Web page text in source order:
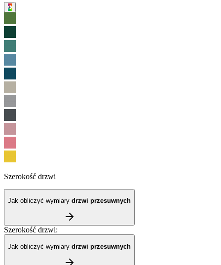
+
Szerokość drzwi
Jak obliczyć wymiary drzwi przesuwnych
Szerokość drzwi:
Jak obliczyć wymiary drzwi przesuwnych